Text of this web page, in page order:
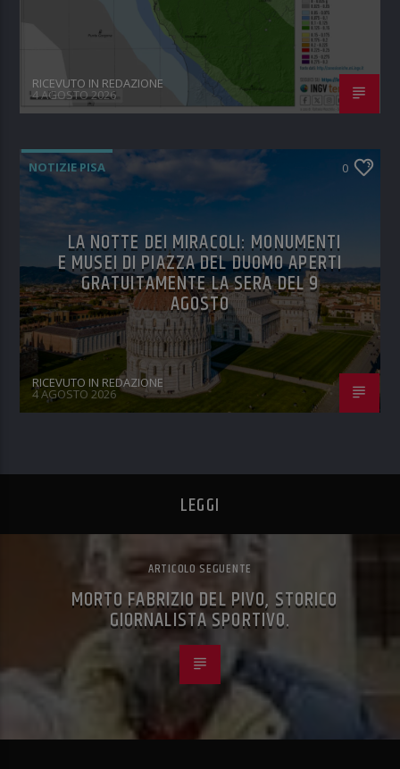
RICEVUTO IN REDAZIONE
4 AGOSTO 2026
NOTIZIE PISA 0
LA NOTTE DEI MIRACOLI: MONUMENTI
E MUSEI DI PIAZZA DEL DUOMO APERTI
GRATUITAMENTE LA SERA DEL 9
AGOSTO
RICEVUTO IN REDAZIONE
4 AGOSTO 2026
LEGGI
ARTICOLO SEGUENTE
MORTO FABRIZIO DEL PIVO, STORICO
GIORNALISTA SPORTIVO.